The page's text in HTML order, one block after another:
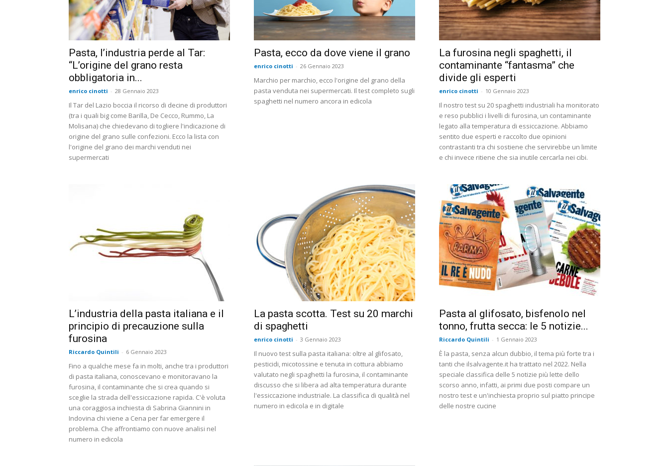
Pasta, l’industria perde al Tar:
“L’origine del grano resta
obbligatoria in...
enrico cinotti - 28 Gennaio 2023
Il Tar del Lazio boccia il ricorso di decine di produttori
(tra i quali big come Barilla, De Cecco, Rummo, La
Molisana) che chiedevano di togliere l'indicazione di
origine del grano sulle confezioni. Ecco la lista con
l'origine del grano dei marchi venduti nei
supermercati
Pasta, ecco da dove viene il grano
enrico cinotti - 26 Gennaio 2023
Marchio per marchio, ecco l'origine del grano della
pasta venduta nei supermercati. Il test completo sugli
spaghetti nel numero ancora in edicola
La furosina negli spaghetti, il
contaminante “fantasma” che
divide gli esperti
enrico cinotti - 10 Gennaio 2023
Il nostro test su 20 spaghetti industriali ha monitorato
e reso pubblici i livelli di furosina, un contaminante
legato alla temperatura di essiccazione. Abbiamo
sentito due esperti e raccolto due opinioni
contrastanti tra chi sostiene che servirebbe un limite
e chi invece ritiene che sia inutile cercarla nei cibi.
L’industria della pasta italiana e il
principio di precauzione sulla
furosina
Riccardo Quintili - 6 Gennaio 2023
Fino a qualche mese fa in molti, anche tra i produttori
di pasta italiana, conoscevano e monitoravano la
furosina, il contaminante che si crea quando si
sceglie la strada dell'essiccazione rapida. C'è voluta
una coraggiosa inchiesta di Sabrina Giannini in
Indovina chi viene a Cena per far emergere il
problema. Che affrontiamo con nuove analisi nel
numero in edicola
La pasta scotta. Test su 20 marchi
di spaghetti
enrico cinotti - 3 Gennaio 2023
Il nuovo test sulla pasta italiana: oltre al glifosato,
pesticidi, micotossine e tenuta in cottura abbiamo
valutato negli spaghetti la furosina, il contaminante
discusso che si libera ad alta temperatura durante
l'essiccazione industriale. La classifica di qualità nel
numero in edicola e in digitale
Pasta al glifosato, bisfenolo nel
tonno, frutta secca: le 5 notizie...
Riccardo Quintili - 1 Gennaio 2023
È la pasta, senza alcun dubbio, il tema più forte tra i
tanti che ilsalvagente.it ha trattato nel 2022. Nella
speciale classifica delle 5 notizie più lette dello
scorso anno, infatti, ai primi due posti compare un
nostro test e un'inchiesta proprio sul piatto principe
delle nostre cucine